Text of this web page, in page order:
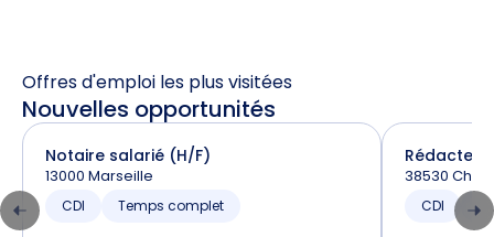
Offres d'emploi les plus visitées
Nouvelles opportunités
Notaire salarié (H/F)
13000 Marseille
CDI Temps complet
Rédacteur
38530
CDI